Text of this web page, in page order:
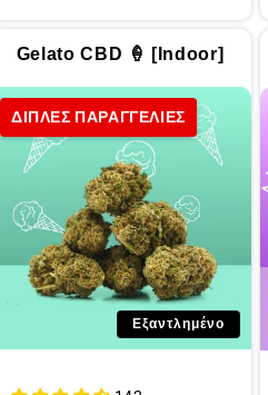
Gelato CBD 🍦 [Indoor]
ΔΙΠΛΕΣ ΠΑΡΑΓΓΕΛΙΕΣ
Εξαντλημένο